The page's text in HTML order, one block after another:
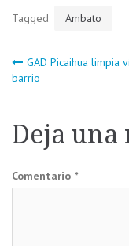
Tagged Ambato
GAD Picaihua limpia
barrio
Deja una
Comentario *